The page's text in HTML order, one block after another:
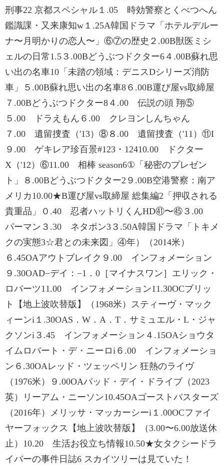
刑事22 京都スペシャル１.05 時効警察とくべつへん
鑑識課・又来康知w１.25A韓国ドラマ「ホテルデルー
ナ〜月明かりの恋人〜」⑥⑦の歴史２.00B獣医ミシ
ェルの日常1.5３.00Bどうぶつドクター6４.00B蘇れ思
い出の名車10「未踏の領域：デニスDシリーズ消防
車」５.00B蘇れ思い出の名車8６.00B運び屋vs取締屋
７.00Bどうぶつドクター8４.00 伝説の頭 翔⑤
５.00 ドラえもん６.00 クレヨンしんちゃん
７.00 遺留捜査（'13）⑧８.00 遺留捜査（'11）⑪I
９.00 ゲキレア珍百景#123・12410.00 ドクター
X（'12）⑥11.00 相棒 season6①「秘密のプレゼン
ト」８.00Bどうぶつドクター2９.00B空港警察：南ア
メリカ10.00★B運び屋vs取締屋 総集編2「押収される
貴重品」０.40 忍者ハットリくんHD㊶〜㊺３.00
パーマン３.30 ネタポン3３.50A韓国ドラマ「トキメ
クの実態3☆君との未来図」④年）（2014米）
６.45OAアウトブレイク９.00 インフォメーション
９.30OAD−デイ：−1．0［マイナスワン］エリック・
ロバーツ11.00 インフォメーション11.30OCブリッ
ト【地上波吹替版】（1968米）スティーヴ・マック
ィーンi１.30OAS．W．A．T．サミュエル・L・ジャ
クソンi３.45 インフォメーション４.15OAショウタ
イムロバート・デ・ニーロi６.00 インフォメーショ
ン６.30OAレッド・ツェッペリン 狂熱のライヴ
（1976米）９.00OAバッド・デイ・ドライブ（2023
英）リーアム・ニーソン10.45OAゴーストバスターズ
（2016年）メリッサ・マッカーシーi１.00OCファイ
ヤーフォックス【地上波吹替版】（3.00〜6.00放送休
止）10.20 生活お役立ち情報10.50★女タクシードラ
イバーの事件日誌6 スカイツリーは見ていた！